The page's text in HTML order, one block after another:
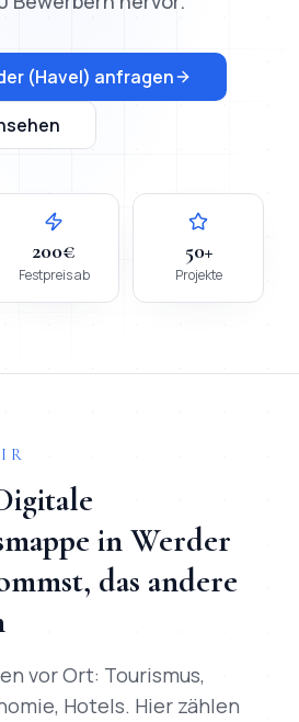
(Havel) anfragen
200€
Festpreis ab
50+
Projekte
inWerder
das andere
vor Ort: Tourismus,
Hotels. Hier zählen